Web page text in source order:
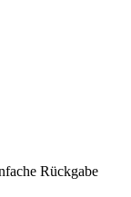
Rückgabe